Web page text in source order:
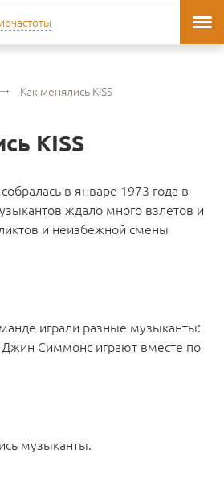
Как менялись KISS
KISS
в январе 1973 года в
ждало много взлетов и
и неизбежной смены
играли разные музыканты:
Джин Симмонс играют вместе по
музыканты.